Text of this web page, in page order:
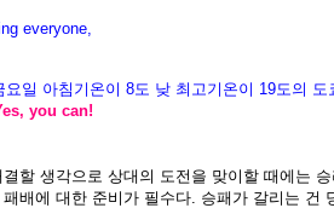
everyone,
요일 아침기온이 8도 낮 최고기온이 19도의 도
you can!
할 생각으로 상대의 도전을 맞이할 때에는 승
배에 대한 준비가 필수다. 승패가 갈리는 건